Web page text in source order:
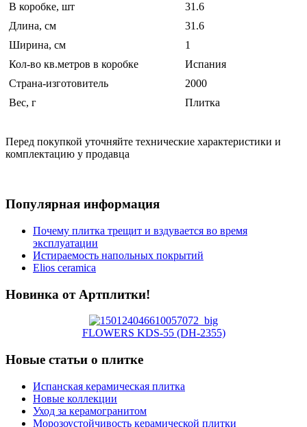
В коробке, шт
31.6
Длина, см
31.6
Ширина, см
1
Кол-во кв.метров в коробке
Испания
Страна-изготовитель
2000
Вес, г
Плитка
Перед покупкой уточняйте технические характеристики и
комплектацию у продавца
Популярная информация
Почему плитка трещит и вздувается во время
эксплуатации
Истираемость напольных покрытий
Elios ceramica
Новинка от Артплитки!
FLOWERS KDS-55 (DH-2355)
Новые статьи о плитке
Испанская керамическая плитка
Новые коллекции
Уход за керамогранитом
Морозоустойчивость керамической плитки